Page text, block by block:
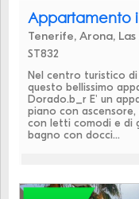
Appartamento
Tenerife, Arona,
ST832
Nel centro turistico di
questo bellissimo
Dorado.b_r E' un
piano con
con letti comodi e di
bagno con docci...